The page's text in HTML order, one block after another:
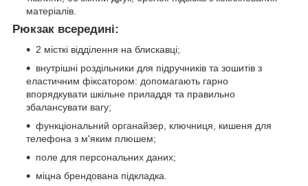
матеріалів.
Рюкзак всередині:
2 місткі відділення на блискавці;
внутрішні роздільники для підручників та зошитів з
еластичним фіксатором: допомагають гарно
впорядкувати шкільне приладдя та правильно
збалансувати вагу;
функціональний органайзер, ключниця, кишеня для
телефона з м'яким плюшем;
поле для персональних даних;
міцна брендована підкладка.